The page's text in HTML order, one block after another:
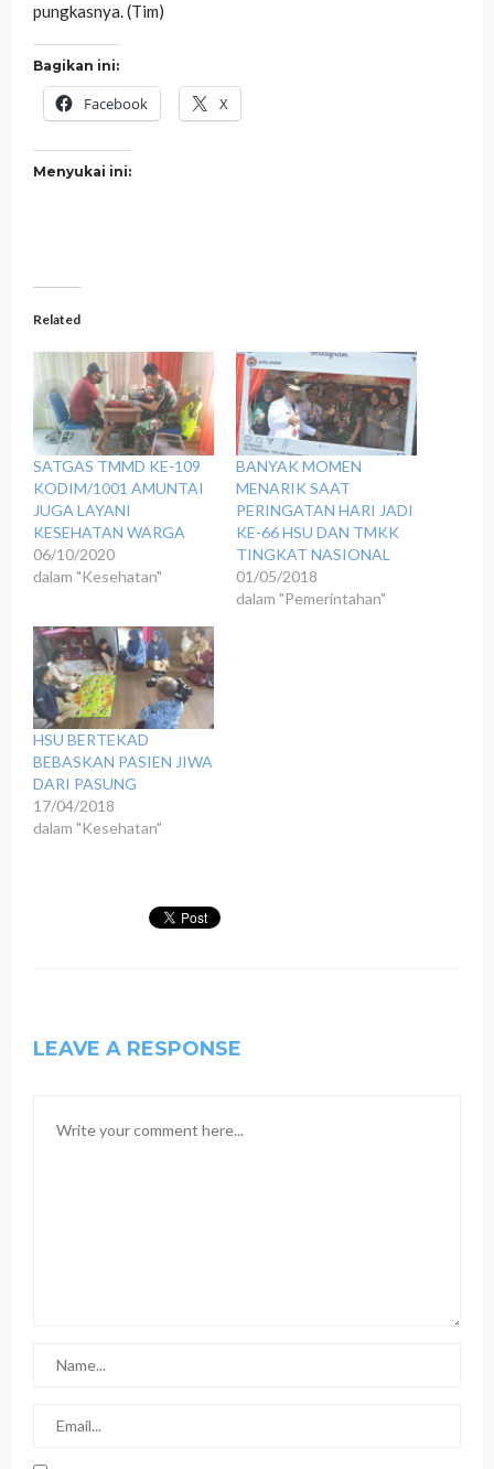
pungkasnya. (Tim)
Bagikan ini:
Facebook X
Menyukai ini:
Related
SATGAS TMMD KE-109
KODIM/1001 AMUNTAI
JUGA LAYANI
KESEHATAN WARGA
06/10/2020
dalam "Kesehatan"
BANYAK MOMEN
MENARIK SAAT
PERINGATAN HARI JADI
KE-66 HSU DAN TMKK
TINGKAT NASIONAL
01/05/2018
dalam "Pemerintahan"
HSU BERTEKAD
BEBASKAN PASIEN JIWA
DARI PASUNG
17/04/2018
dalam "Kesehatan"
LEAVE A RESPONSE